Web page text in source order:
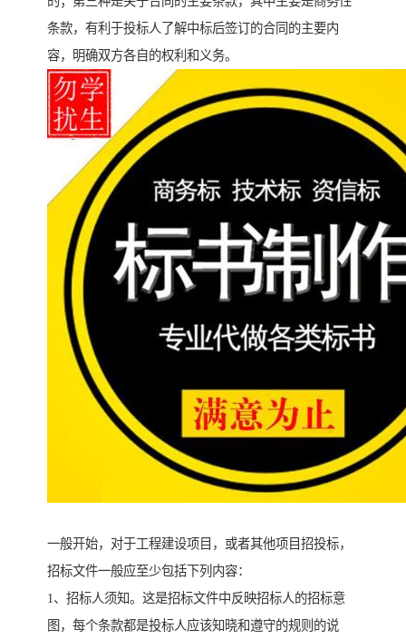
条款，有利于投标人了解中标后签订的合同的主要内
容，明确双方各自的权利和义务。
一般开始，对于工程建设项目，或者其他项目招投标，
招标文件一般应至少包括下列内容：
1、招标人须知。这是招标文件中反映招标人的招标意
图，每个条款都是投标人应该知晓和遵守的规则的说